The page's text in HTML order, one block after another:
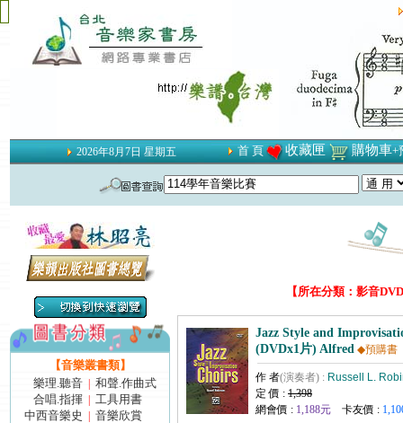
2026年8月7日 星期五 首 頁 收藏匣 購物車+
【音樂叢書類】
樂理.聽音
和聲.作曲式
合唱.指揮
工具用書
中西音樂史
音樂欣賞
【所在分類：影音
Jazz Style and
(DVDx1片) Alfred ◆預購書
作 者(演奏者) : Russell L.
定 價 : 1,398
網會價 : 1,188元 卡友價 :